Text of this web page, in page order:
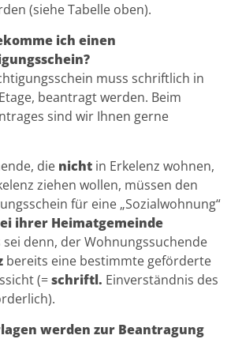
(siehe Tabelle oben).
ich einen
muss schriftlich in
beantragt werden. Beim
sind wir Ihnen gerne
die nicht in Erkelenz wohnen,
ziehen wollen, müssen den
für eine „Sozialwohnung“
ihrer Heimatgemeinde
sei denn, der Wohnungssuchende
bereits eine bestimmte geförderte
(=schriftl. Einverständnis des
werden zur Beantragung